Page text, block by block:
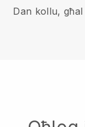
Dan kollu, għal